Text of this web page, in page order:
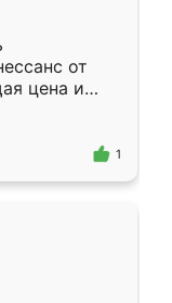
от
цена и
Приехавший
1